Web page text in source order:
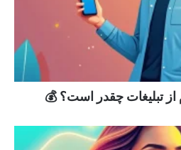
از تبلیغات چقدر است؟ 💰